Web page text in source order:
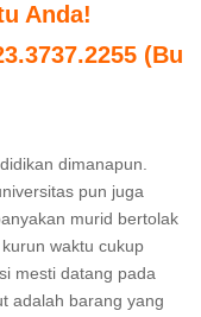
Anda!
(Bu
dimanapun.
pun juga
murid bertolak
waktu cukup
mesti datang pada
adalah barang yang